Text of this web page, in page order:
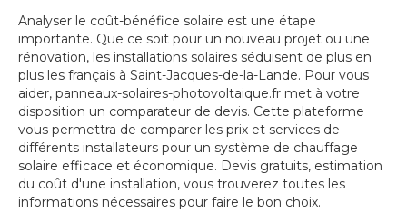
Analyser le coût-bénéfice solaire est une étape
importante. Que ce soit pour un nouveau projet ou une
rénovation, les installations solaires séduisent de plus en
plus les français à Saint-Jacques-de-la-Lande. Pour vous
aider, panneaux-solaires-photovoltaique.fr met à votre
disposition un comparateur de devis. Cette plateforme
vous permettra de comparer les prix et services de
différents installateurs pour un système de chauffage
solaire efficace et économique. Devis gratuits, estimation
du coût d'une installation, vous trouverez toutes les
informations nécessaires pour faire le bon choix.